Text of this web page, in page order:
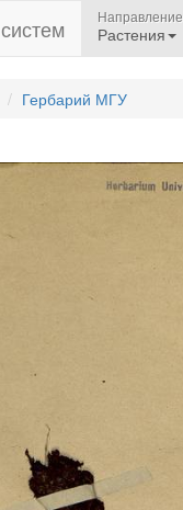
Направление
Растения
Гербарий МГУ